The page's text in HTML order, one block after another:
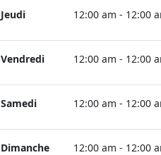
Jeudi
12:00 am - 12:00
Vendredi
12:00 am - 12:00
Samedi
12:00 am - 12:00
Dimanche
12:00 am - 12:00